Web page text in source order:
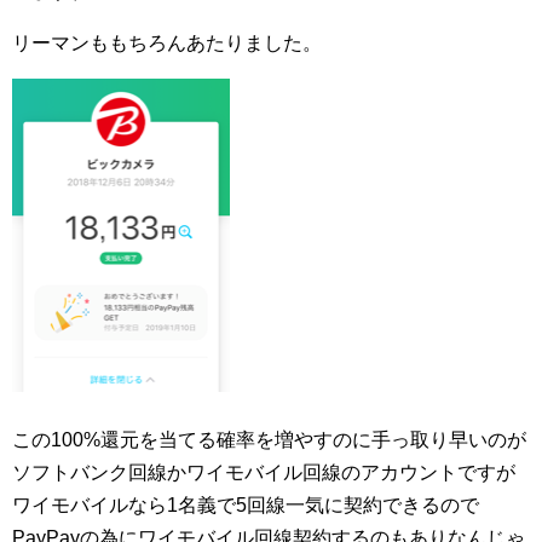
リーマンももちろんあたりました。
この100%還元を当てる確率を増やすのに手っ取り早いのが
ソフトバンク回線かワイモバイル回線のアカウントですが
ワイモバイルなら1名義で5回線一気に契約できるので
PayPayの為にワイモバイル回線契約するのもありなんじゃ